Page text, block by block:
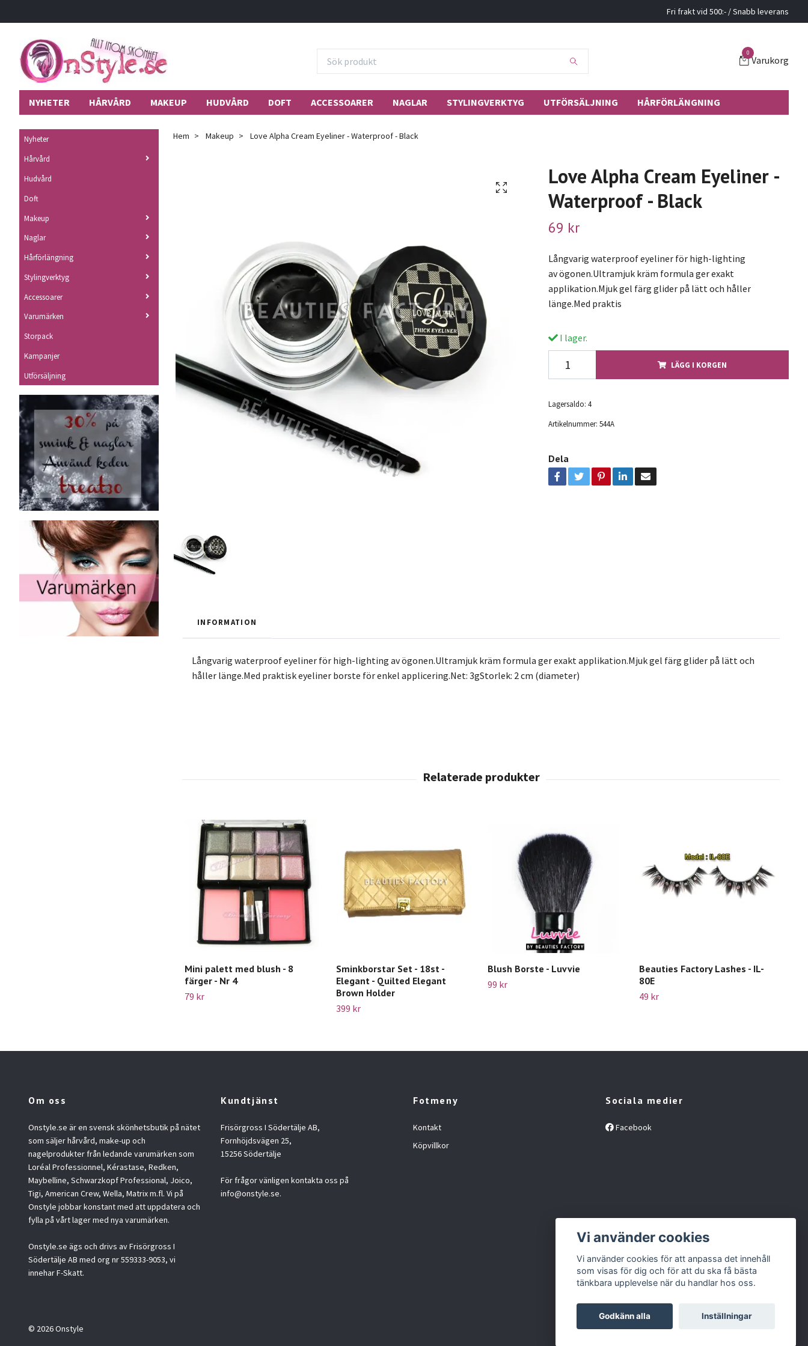
Fri frakt vid 500:- / Snabb leverans
0
Varukorg
NYHETER HÅRVÅRD MAKEUP HUDVÅRD DOFT ACCESSOARER NAGLAR STYLINGVERKTYG UTFÖRSÄLJNING HÅRFÖRLÄNGNING
Nyheter
Hårvård
Hudvård
Doft
Makeup
Naglar
Hårförlängning
Stylingverktyg
Accessoarer
Varumärken
Storpack
Kampanjer
Utförsäljning
Hem Makeup Love Alpha Cream Eyeliner - Waterproof - Black
Love Alpha Cream Eyeliner -
Waterproof - Black
69 kr
Långvarig waterproof eyeliner för high-lighting
av ögonen.Ultramjuk kräm formula ger exakt
applikation.Mjuk gel färg glider på lätt och håller
länge.Med praktis
I lager.
LÄGG I KORGEN
Lagersaldo: 4
Artikelnummer: 544A
Dela
INFORMATION
Långvarig waterproof eyeliner för high-lighting av ögonen.Ultramjuk kräm formula ger exakt applikation.Mjuk gel färg glider på lätt och
håller länge.Med praktisk eyeliner borste för enkel applicering.Net: 3gStorlek: 2 cm (diameter)
Mini palett med blush - 8
färger - Nr 4
79 kr
Sminkborstar Set - 18st -
Elegant - Quilted Elegant
Brown Holder
399 kr
Blush Borste - Luvvie
99 kr
Beauties Factory Lashes - IL-
80E
49 kr
Om oss
Onstyle.se är en svensk skönhetsbutik på nätet
som säljer hårvård, make-up och
nagelprodukter från ledande varumärken som
Loréal Professionnel, Kérastase, Redken,
Maybelline, Schwarzkopf Professional, Joico,
Tigi, American Crew, Wella, Matrix m.fl. Vi på
Onstyle jobbar konstant med att uppdatera och
fylla på vårt lager med nya varumärken.
Onstyle.se ägs och drivs av Frisörgross I
Södertälje AB med org nr 559333-9053, vi
innehar F-Skatt.
Kundtjänst
Frisörgross I Södertälje AB,
Fornhöjdsvägen 25,
15256 Södertälje
För frågor vänligen kontakta oss på
info@onstyle.se.
Fotmeny
Kontakt
Köpvillkor
Sociala medier
Facebook
© 2026 Onstyle
Vi använder cookies
Vi använder cookies för att anpassa det innehåll
som visas för dig och för att du ska få bästa
tänkbara upplevelse när du handlar hos oss.
Godkänn alla Inställningar